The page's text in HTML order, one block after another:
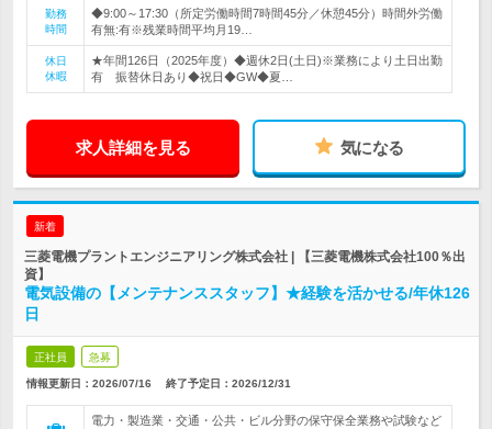
勤務
時間
◆9:00～17:30（所定労働時間7時間45分／休憩45分）時間外労働
有無:有※残業時間平均月19…
休日
休暇
★年間126日（2025年度）◆週休2日(土日)※業務により土日出勤
有 振替休日あり◆祝日◆GW◆夏…
求人詳細を見る 気になる
新着
三菱電機プラントエンジニアリング株式会社 | 【三菱電機株式会社100％出
資】
電気設備の【メンテナンススタッフ】★経験を活かせる/年休126
日
正社員 急募
情報更新日：2026/07/16 終了予定日： 2026/12/31
電力・製造業・交通・公共・ビル分野の保守保全業務や試験など